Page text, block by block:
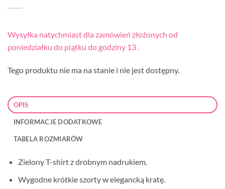
Wysyłka natychmiast dla zamówień złożonych od
poniedziałku do piątku do godziny 13 .
Tego produktu nie ma na stanie i nie jest dostępny.
OPIS
INFORMACJE DODATKOWE
TABELA ROZMIARÓW
Zielony T-shirt z drobnym nadrukiem.
Wygodne krótkie szorty w elegancką kratę.